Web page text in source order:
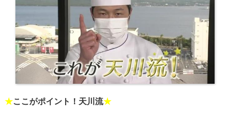
★ここがポイント！天川流★